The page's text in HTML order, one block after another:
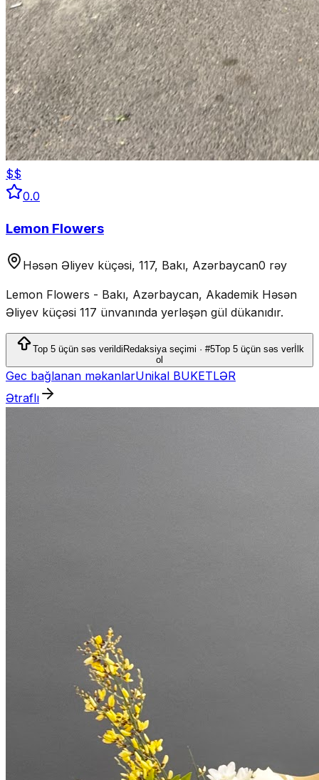
$$
0.0
Lemon Flowers
Həsən Əliyev küçəsi, 117, Bakı, Azərbaycan0 rəy
Lemon Flowers - Bakı, Azərbaycan, Akademik Həsən
Əliyev küçəsi 117 ünvanında yerləşən gül dükanıdır.
Top 5 üçün səs verildi Redaksiya seçimi · #5Top 5 üçün səs verİlk
ol
Gec bağlanan məkanlarUnikal BUKETLƏR
Ətraflı